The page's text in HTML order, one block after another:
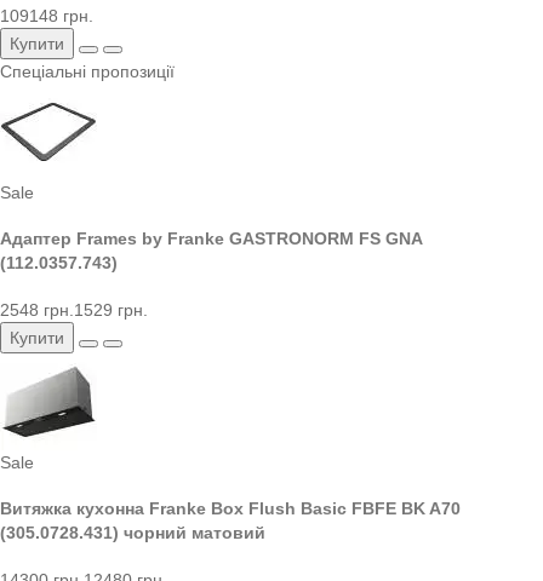
109148 грн.
Купити
Спеціальні пропозиції
Sale
Адаптер Frames by Franke GASTRONORM FS GNA
(112.0357.743)
2548 грн. 1529 грн.
Купити
Sale
Витяжка кухонна Franke Box Flush Basic FBFE BK A70
(305.0728.431) чорний матовий